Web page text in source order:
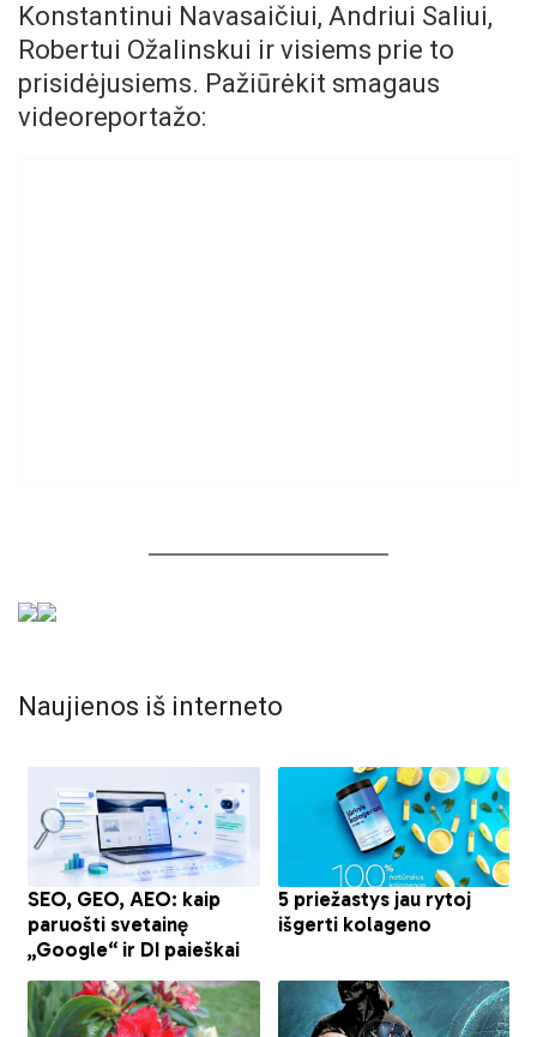
Konstantinui Navasaičiui, Andriui Saliui,
Robertui Ožalinskui ir visiems prie to
prisidėjusiems. Pažiūrėkit smagaus
videoreportažo:
Naujienos iš interneto